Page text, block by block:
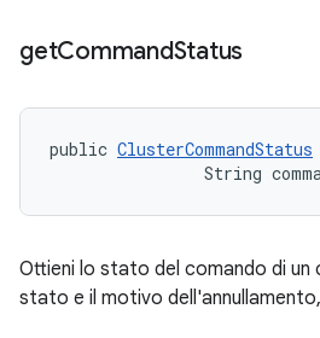
getCommandStatus
public ClusterCommandStatus
String
Ottieni lo stato del comando di un
stato e il motivo